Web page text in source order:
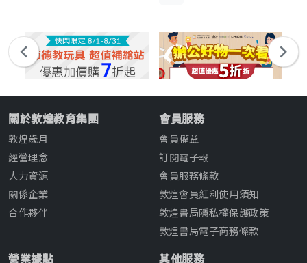
關於敦煌教育集團
敦煌歲月
經營理念
人力資源
關係企業
合作夥伴
會員服務
會員權益
訂閱電子報
會員服務條款
敦煌會員紅利使用須知
敦煌書局隱私權保護政策
敦煌書局電子商務條款
營業據點 其他服務